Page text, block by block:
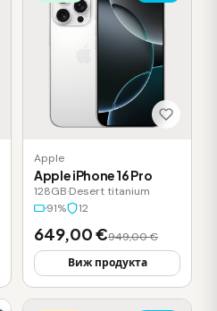
Apple
Apple iPhone 16 Pro
128GB·Desert titanium
91%
12
649,00 €949,00 €
Виж продукта